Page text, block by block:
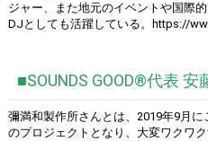
ジャー、また地元のイベントや国際
DJとしても活躍している。https://
■SOUNDS GOOD®︎代表 安
彌満和製作所さんとは、2019年9月
のプロジェクトとなり、大変ワクワ